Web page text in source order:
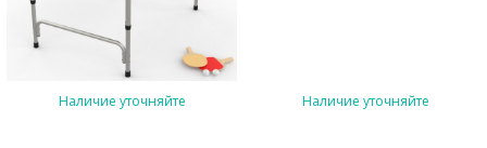
Наличие уточняйте Наличие уточняйте